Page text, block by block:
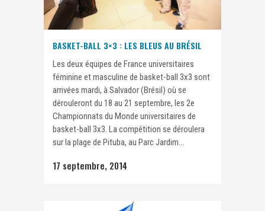
BASKET-BALL 3×3 : LES BLEUS AU BRÉSIL
Les deux équipes de France universitaires
féminine et masculine de basket-ball 3x3 sont
arrivées mardi, à Salvador (Brésil) où se
dérouleront du 18 au 21 septembre, les 2e
Championnats du Monde universitaires de
basket-ball 3x3. La compétition se déroulera
sur la plage de Pituba, au Parc Jardim...
17 septembre, 2014